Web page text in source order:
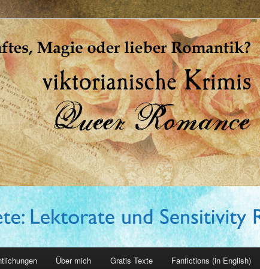
Über mich Gratis Texte Fanfictions (in English)